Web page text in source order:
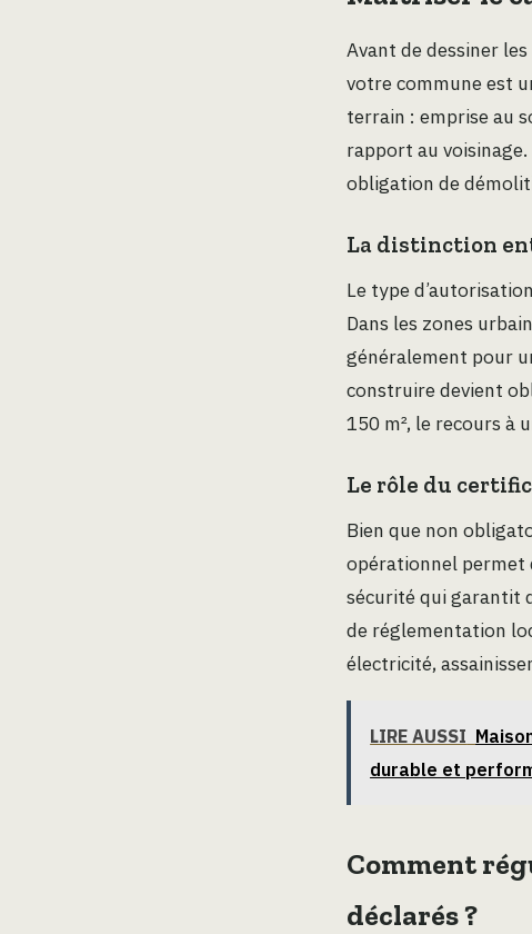
Avant de dessiner
votre commune est
terrain : emprise au
rapport au
obligation de
La distinction
Le type
Dans les zones
généralement pour
construire devient
150 m², le recours à
Le rôle du
Bien que non
opérationnel permet
sécurité qui garantit
de réglementation
électricité,
LIRE AUSSI
durable et
Comment
déclarés ?